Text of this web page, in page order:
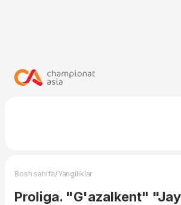
Bosh sahifa/Yangiliklar
Proliga. "G'azalkent"